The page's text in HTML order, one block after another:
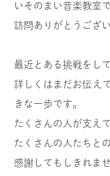
いそのまい音楽教室
訪問ありがとうござ
最近とある挑戦をし
詳しくはまだお伝え
きな一歩です。
たくさんの人が支え
たくさんの人たちと
感謝してもしきれませ